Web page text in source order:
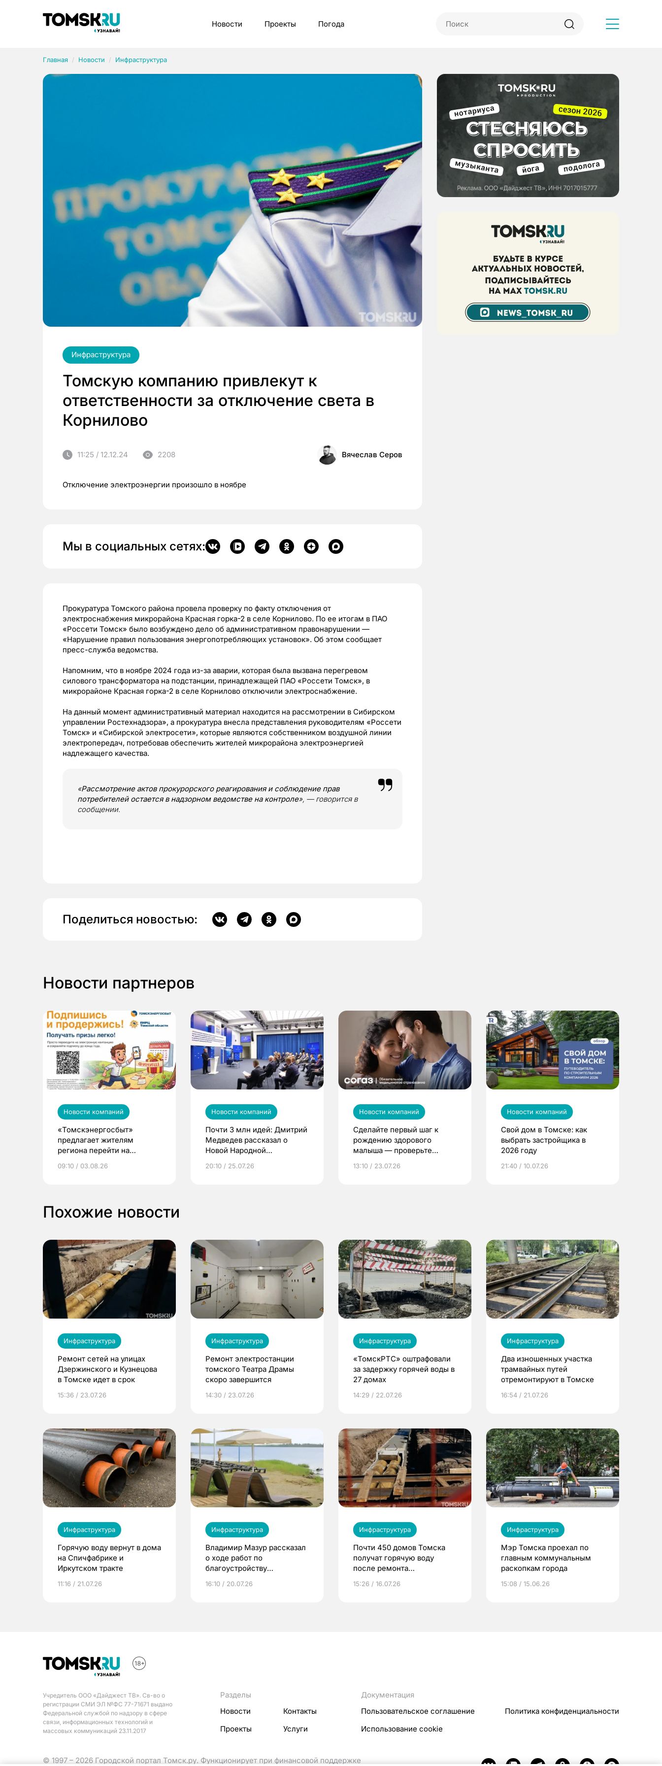
Новости Проекты Погода
Главная Новости Инфраструктура
Инфраструктура
Томскую компанию привлекут к
ответственности за отключение света в
Корнилово
11:25 / 12.12.24 2208 Вячеслав Серов
Отключение электроэнергии произошло в ноябре
Мы в социальных сетях:
Прокуратура Томского района провела проверку по факту отключения от
электроснабжения микрорайона Красная горка-2 в селе Корнилово. По ее итогам в ПАО
«Россети Томск» было возбуждено дело об административном правонарушении —
«Нарушение правил пользования энергопотребляющих установок». Об этом сообщает
пресс-служба ведомства.
Напомним, что в ноябре 2024 года из-за аварии, которая была вызвана перегревом
силового трансформатора на подстанции, принадлежащей ПАО «Россети Томск», в
микрорайоне Красная горка-2 в селе Корнилово отключили электроснабжение.
На данный момент административный материал находится на рассмотрении в Сибирском
управлении Ростехнадзора», а прокуратура внесла представления руководителям «Россети
Томск» и «Сибирской электросети», которые являются собственником воздушной линии
электропередач, потребовав обеспечить жителей микрорайона электроэнергией
надлежащего качества.
«Рассмотрение актов прокурорского реагирования и соблюдение прав
потребителей остается в надзорном ведомстве на контроле», — говорится в
сообщении.
Поделиться новостью:
Новости партнеров
Новости компаний
«Томскэнергосбыт»
предлагает жителям
региона перейти на
выиграть призы
09:10 / 03.08.26
Новости компаний
Почти 3 млн идей: Дмитрий
Медведев рассказал о
Новой Народной
20:10 / 25.07.26
Новости компаний
Сделайте первый шаг к
рождению здорового
малыша — проверьте
по ОМС!
13:10 / 23.07.26
Новости компаний
Свой дом в Томске: как
выбрать застройщика в
2026 году
21:40 / 10.07.26
Похожие новости
Инфраструктура
Ремонт сетей на улицах
Дзержинского и Кузнецова
в Томске идет в срок
15:36 / 23.07.26
Инфраструктура
Ремонт электростанции
томского Театра Драмы
скоро завершится
14:30 / 23.07.26
Инфраструктура
«ТомскРТС» оштрафовали
за задержку горячей воды в
27 домах
14:29 / 22.07.26
Инфраструктура
Два изношенных участка
трамвайных путей
отремонтируют в Томске
16:54 / 21.07.26
Инфраструктура
Горячую воду вернут в дома
на Спичфабрике и
Иркутском тракте
11:16 / 21.07.26
Инфраструктура
Владимир Мазур рассказал
о ходе работ по
благоустройству
16:10 / 20.07.26
Инфраструктура
Почти 450 домов Томска
получат горячую воду
после ремонта
15:26 / 16.07.26
Инфраструктура
Мэр Томска проехал по
главным коммунальным
раскопкам города
15:08 / 15.06.26
Учредитель ООО «Дайджест ТВ». Св-во о
регистрации СМИ ЭЛ №ФС 77-71671 выдано
Федеральной службой по надзору в сфере
связи, информационных технологий и
массовых коммуникаций 23.11.2017
Разделы
Новости
Контакты
Проекты
Услуги
Документация
Пользовательское соглашение
Политика конфиденциальности
Использование cookie
© 1997 – 2026 Городской портал Томск.ру. Функционирует при финансовой поддержке
Рубрики